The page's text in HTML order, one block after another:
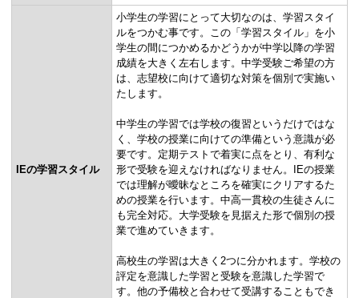
IEの学習スタイル
小学生の学習にとって大切なのは、学習スタイ
ルをつかむ事です。この「学習スタイル」を小
学生の間につかめるかどうかが中学以降の学習
成績を大きく左右します。中学受験ご希望の方
は、志望校に向けて適切な対策を個別で実施い
たします。
中学生の学習では学校の復習というだけではな
く、学校の授業に向けての準備という意識が必
要です。定期テストで着実に点をとり、有利な
形で受験を迎えなければなりません。IEの授業
では理解が曖昧なところを確実にクリアするた
めの授業を行います。中高一貫校の生徒さんに
も完全対応。大学受験を見据えた形で個別の授
業で進めていきます。
高校生の学習は大きく2つに分かれます。学校の
評定を意識した学習と受験を意識した学習で
す。他の予備校と合わせて受講することもでき